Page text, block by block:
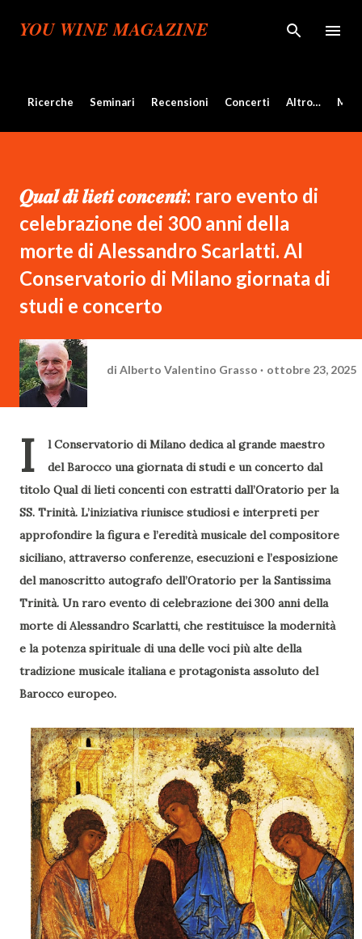
Passa ai contenuti principali
YOU WINE MAGAZINE
Ricerche Seminari Recensioni Concerti Altro…
𝑸𝒖𝒂𝒍 𝒅𝒊 𝒍𝒊𝒆𝒕𝒊 𝒄𝒐𝒏𝒄𝒆𝒏𝒕𝒊: raro evento di
celebrazione dei 300 anni della
morte di Alessandro Scarlatti. Al
Conservatorio di Milano giornata di
studi e concerto
di Alberto Valentino Grasso ottobre 23, 2025
I
l Conservatorio di Milano dedica al grande maestro
del Barocco una giornata di studi e un concerto dal
titolo Qual di lieti concenti con estratti dall’Oratorio per la
SS. Trinità. L’iniziativa riunisce studiosi e interpreti per
approfondire la figura e l’eredità musicale del compositore
siciliano, attraverso conferenze, esecuzioni e l’esposizione
del manoscritto autografo dell’Oratorio per la Santissima
Trinità. Un raro evento di celebrazione dei 300 anni della
morte di Alessandro Scarlatti, che restituisce la modernità
e la potenza spirituale di una delle voci più alte della
tradizione musicale italiana e protagonista assoluto del
Barocco europeo.